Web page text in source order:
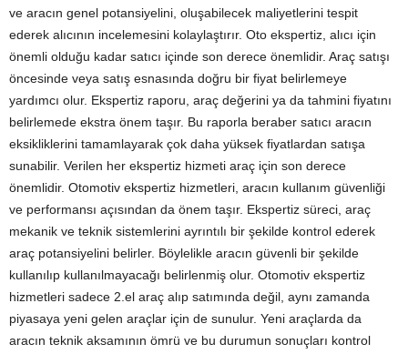
ve aracın genel potansiyelini, oluşabilecek maliyetlerini tespit
ederek alıcının incelemesini kolaylaştırır. Oto ekspertiz, alıcı için
önemli olduğu kadar satıcı içinde son derece önemlidir. Araç satışı
öncesinde veya satış esnasında doğru bir fiyat belirlemeye
yardımcı olur. Ekspertiz raporu, araç değerini ya da tahmini fiyatını
belirlemede ekstra önem taşır. Bu raporla beraber satıcı aracın
eksikliklerini tamamlayarak çok daha yüksek fiyatlardan satışa
sunabilir. Verilen her ekspertiz hizmeti araç için son derece
önemlidir. Otomotiv ekspertiz hizmetleri, aracın kullanım güvenliği
ve performansı açısından da önem taşır. Ekspertiz süreci, araç
mekanik ve teknik sistemlerini ayrıntılı bir şekilde kontrol ederek
araç potansiyelini belirler. Böylelikle aracın güvenli bir şekilde
kullanılıp kullanılmayacağı belirlenmiş olur. Otomotiv ekspertiz
hizmetleri sadece 2.el araç alıp satımında değil, aynı zamanda
piyasaya yeni gelen araçlar için de sunulur. Yeni araçlarda da
aracın teknik aksamının ömrü ve bu durumun sonuçları kontrol